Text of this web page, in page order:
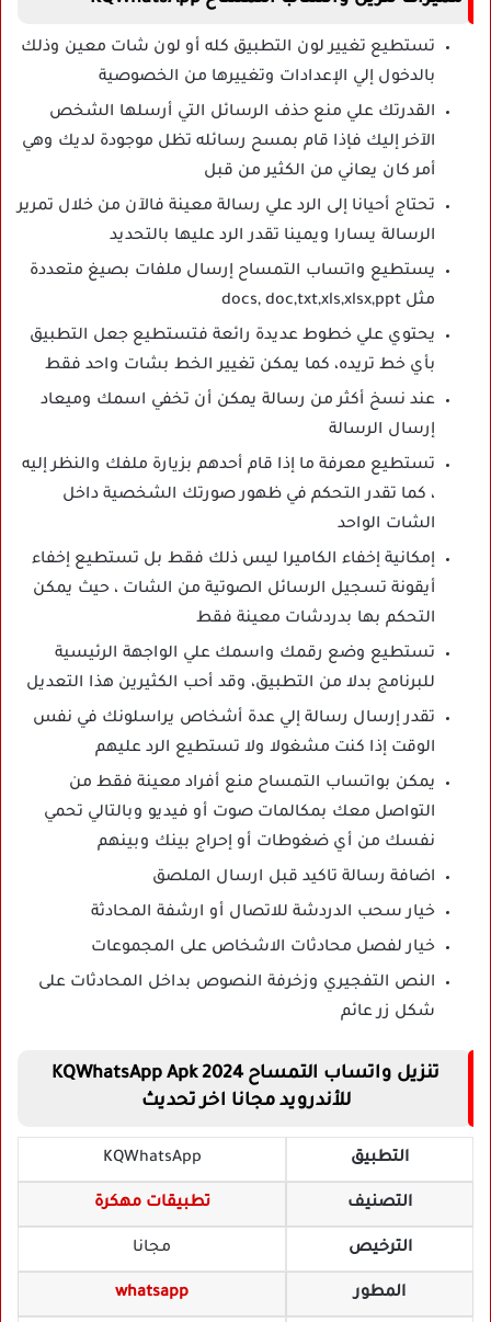
تستطيع تغيير لون التطبيق كله أو لون شات معين وذلك
بالدخول إلي الإعدادات وتغييرها من الخصوصية
القدرتك علي منع حذف الرسائل التي أرسلها الشخص
الآخر إليك فإذا قام بمسح رسائله تظل موجودة لديك وهي
أمر كان يعاني من الكثير من قبل
تحتاج أحيانا إلى الرد علي رسالة معينة فالآن من خلال تمرير
الرسالة يسارا ويمينا تقدر الرد عليها بالتحديد
يستطيع واتساب التمساح إرسال ملفات بصيغ متعددة
مثل docs, doc,txt,xls,xlsx,ppt
يحتوي علي خطوط عديدة رائعة فتستطيع جعل التطبيق
بأي خط تريده، كما يمكن تغيير الخط بشات واحد فقط
عند نسخ أكثر من رسالة يمكن أن تخفي اسمك وميعاد
إرسال الرسالة
تستطيع معرفة ما إذا قام أحدهم بزيارة ملفك والنظر إليه
، كما تقدر التحكم في ظهور صورتك الشخصية داخل
الشات الواحد
إمكانية إخفاء الكاميرا ليس ذلك فقط بل تستطيع إخفاء
أيقونة تسجيل الرسائل الصوتية من الشات ، حيث يمكن
التحكم بها بدردشات معينة فقط
تستطيع وضع رقمك واسمك علي الواجهة الرئيسية
للبرنامج بدلا من التطبيق، وقد أحب الكثيرين هذا التعديل
تقدر إرسال رسالة إلي عدة أشخاص يراسلونك في نفس
الوقت إذا كنت مشغولا ولا تستطيع الرد عليهم
يمكن بواتساب التمساح منع أفراد معينة فقط من
التواصل معك بمكالمات صوت أو فيديو وبالتالي تحمي
نفسك من أي ضغوطات أو إحراج بينك وبينهم
اضافة رسالة تاكيد قبل ارسال الملصق
خيار سحب الدردشة للاتصال أو ارشفة المحادثة
خيار لفصل محادثات الاشخاص على المجموعات
النص التفجيري وزخرفة النصوص بداخل المحادثات على
شكل زر عائم
تنزيل واتساب التمساح KQWhatsApp Apk 2024
للأندرويد مجانا اخر تحديث
التطبيق KQWhatsApp
التصنيف تطبيقات مهكرة
الترخيص مجانا
المطور whatsapp